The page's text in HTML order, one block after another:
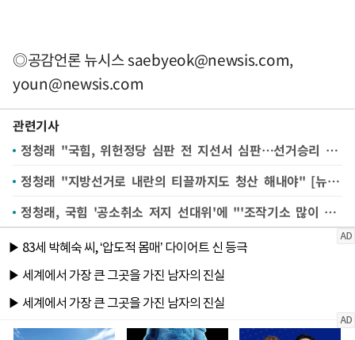
◎공감언론 뉴시스saebyeok@newsis.com,
youn@newsis.com
관련기사
정청래 "국힘, 위헌정당 심판 전 지선서 심판…선거승리 기준 숫자 없다"(종합)
정청래 "지방선거로 내란의 티끌까지도 청산 해내야" [뉴시스Pic]
정청래, 국힘 '공소취소 저지 선대위'에 "'조작기소 많이 했데'만 생각날 것"